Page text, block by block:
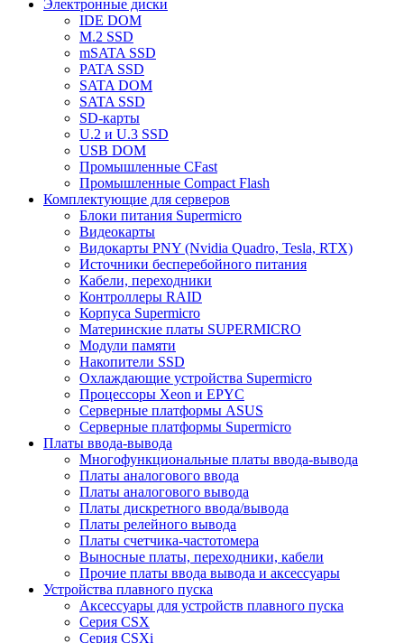
Электронные диски
IDE DOM
M.2 SSD
mSATA SSD
PATA SSD
SATA DOM
SATA SSD
SD-карты
U.2 и U.3 SSD
USB DOM
Промышленные CFast
Промышленные Compact Flash
Комплектующие для серверов
Блоки питания Supermicro
Видеокарты
Видокарты PNY (Nvidia Quadro, Tesla, RTX)
Источники бесперебойного питания
Кабели, переходники
Контроллеры RAID
Корпуса Supermicro
Материнские платы SUPERMICRO
Модули памяти
Накопители SSD
Охлаждающие устройства Supermicro
Процессоры Xeon и EPYC
Серверные платформы ASUS
Серверные платформы Supermicro
Платы ввода-вывода
Многофункциональные платы ввода-вывода
Платы аналогового ввода
Платы аналогового вывода
Платы дискретного ввода/вывода
Платы релейного вывода
Платы счетчика-частотомера
Выносные платы, переходники, кабели
Прочие платы ввода вывода и аксессуары
Устройства плавного пуска
Аксессуары для устройств плавного пуска
Серия CSX
Серия CSXi